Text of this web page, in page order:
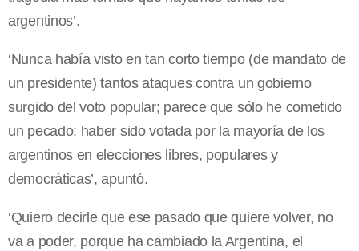
argentinos’.
‘Nunca había visto en tan corto tiempo (de mandato de
un presidente) tantos ataques contra un gobierno
surgido del voto popular; parece que sólo he cometido
un pecado: haber sido votada por la mayoría de los
argentinos en elecciones libres, populares y
democráticas’, apuntó.
‘Quiero decirle que ese pasado que quiere volver, no
va a poder, porque ha cambiado la Argentina, el